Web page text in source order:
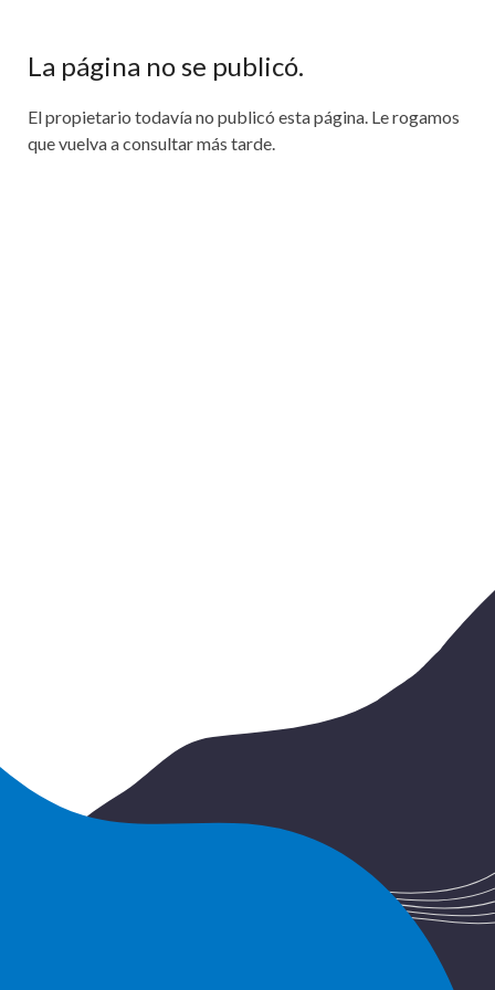
La página no se publicó.
El propietario todavía no publicó esta página. Le rogamos
que vuelva a consultar más tarde.